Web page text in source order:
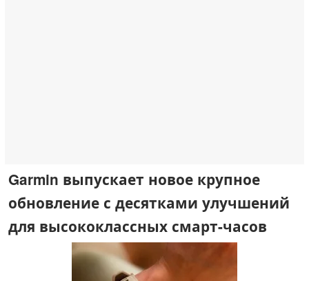
Garmin выпускает новое крупное
обновление с десятками улучшений
для высококлассных смарт-часов